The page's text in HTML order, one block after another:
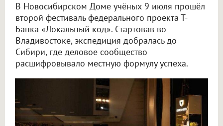
В Новосибирском Доме учёных 9 июля прошёл
второй фестиваль федерального проекта Т-
Банка «Локальный код». Стартовав во
Владивостоке, экспедиция добралась до
Сибири, где деловое сообщество
расшифровывало местную формулу успеха.